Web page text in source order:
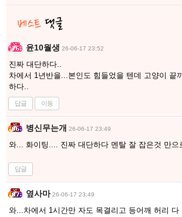
윤10월생 26-06-17 23:52
진짜 대단하다..
차에서 1년반을...본인도 힘들었을 텐데 고양이 끝
하다..
답글 이동
병신무는개 26-06-17 23:49
와... 화이팅.... 진짜 대단하다 멘탈 잘 잡은것 만으
답글
옆사마 26-06-17 23:49
와...차에서 1시간만 자도 목결리고 등어깨 허리 다